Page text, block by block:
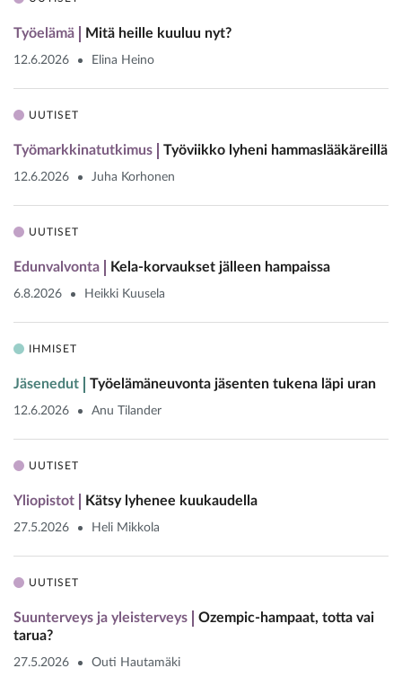
Työelämä Mitä heille kuuluu nyt?
12.6.2026 Elina Heino
UUTISET
Työmarkkinatutkimus Työviikko lyheni hammaslääkäreillä
12.6.2026 Juha Korhonen
UUTISET
Edunvalvonta Kela-korvaukset jälleen hampaissa
6.8.2026 Heikki Kuusela
IHMISET
Jäsenedut Työelämäneuvonta jäsenten tukena läpi uran
12.6.2026 Anu Tilander
UUTISET
Yliopistot Kätsy lyhenee kuukaudella
27.5.2026 Heli Mikkola
UUTISET
Suunterveys ja yleisterveys
Ozempic-hampaat, totta vai
tarua?
27.5.2026 Outi Hautamäki